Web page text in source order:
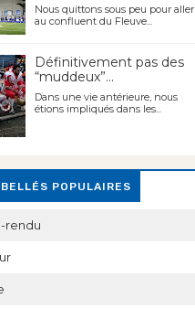
Nous quittons sous peu pour aller
au confluent du Fleuve...
Définitivement pas des
“muddeux”...
Dans une vie antérieure, nous
étions impliqués dans les...
POPULAIRES
rendu